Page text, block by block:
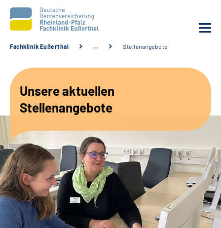
Unsere Angebote
Karriere
Beratungsstellen &
Zuweisende
Suche
Fachklinik Eußerthal … Stellenangebote
Unsere aktuellen
Stellenangebote